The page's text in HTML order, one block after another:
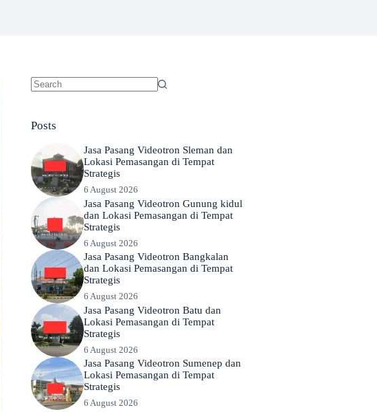
Posts
Jasa Pasang Videotron Sleman dan
Lokasi Pemasangan di Tempat
Strategis
6 August 2026
Jasa Pasang Videotron Gunung kidul
dan Lokasi Pemasangan di Tempat
Strategis
6 August 2026
Jasa Pasang Videotron Bangkalan
dan Lokasi Pemasangan di Tempat
Strategis
6 August 2026
Jasa Pasang Videotron Batu dan
Lokasi Pemasangan di Tempat
Strategis
6 August 2026
Jasa Pasang Videotron Sumenep dan
Lokasi Pemasangan di Tempat
Strategis
6 August 2026